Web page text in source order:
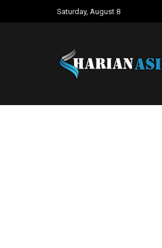
Saturday, August 8